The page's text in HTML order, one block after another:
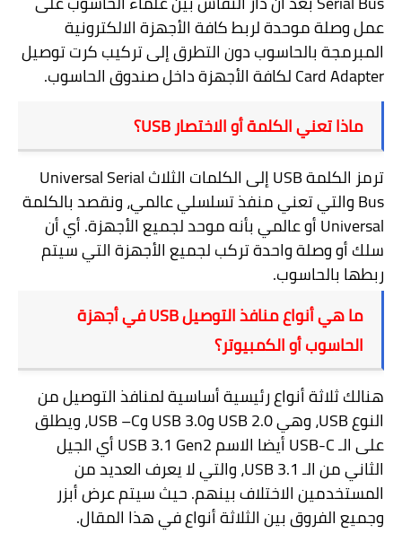
عمل وصلة موحدة لربط كافة الأجهزة الالكترونية
المبرمجة بالحاسوب دون التطرق إلى تركيب كرت توصيل
Card Adapterلكافة الأجهزة داخل صندوق الحاسوب.
ماذا تعني الكلمة أو الاختصارUSB؟
ترمز الكلمةUSBإلى الكلمات الثلاثUniversal Serial
Busوالتي تعني منفذ تسلسلي عالمي، ونقصد بالكلمة
Universalأو عالمي بأنه موحد لجميع الأجهزة. أي أن
سلك أو وصلة واحدة تركب لجميع الأجهزة التي سيتم
ربطها بالحاسوب.
ما هي أنواع منافذ التوصيلUSBفي أجهزة
الحاسوب أو الكمبيوتر؟
هنالك ثلاثة أنواع رئيسية أساسية لمنافذ التوصيل من
النوعUSB، وهيUSB 2.0وUSB 3.0وUSB –C، ويطلق
على الـUSB-Cأيضا الاسمUSB 3.1 Gen2أي الجيل
الثاني من الـ USB 3.1، والتي لا يعرف العديد من
المستخدمين الاختلاف بينهم. حيث سيتم عرض أبزر
وجميع الفروق بين الثلاثة أنواع في هذا المقال.